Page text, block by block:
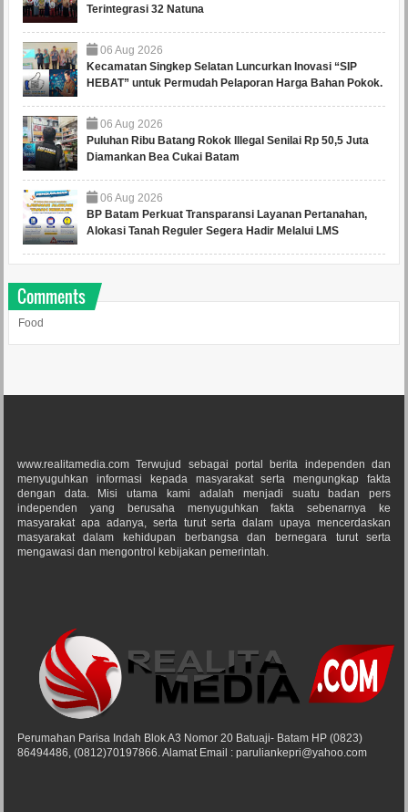
Terintegrasi 32 Natuna
06 Aug 2026
Kecamatan Singkep Selatan Luncurkan Inovasi “SIP
HEBAT” untuk Permudah Pelaporan Harga Bahan Pokok.
06 Aug 2026
Puluhan Ribu Batang Rokok Illegal Senilai Rp 50,5 Juta
Diamankan Bea Cukai Batam
06 Aug 2026
BP Batam Perkuat Transparansi Layanan Pertanahan,
Alokasi Tanah Reguler Segera Hadir Melalui LMS
Comments
Food
www.realitamedia.com Terwujud sebagai portal berita independen dan
menyuguhkan informasi kepada masyarakat serta mengungkap fakta
dengan data. Misi utama kami adalah menjadi suatu badan pers
independen yang berusaha menyuguhkan fakta sebenarnya ke
masyarakat apa adanya, serta turut serta dalam upaya mencerdaskan
masyarakat dalam kehidupan berbangsa dan bernegara turut serta
mengawasi dan mengontrol kebijakan pemerintah.
Perumahan Parisa Indah Blok A3 Nomor 20 Batuaji- Batam HP (0823)
86494486, (0812)70197866. Alamat Email : paruliankepri@yahoo.com